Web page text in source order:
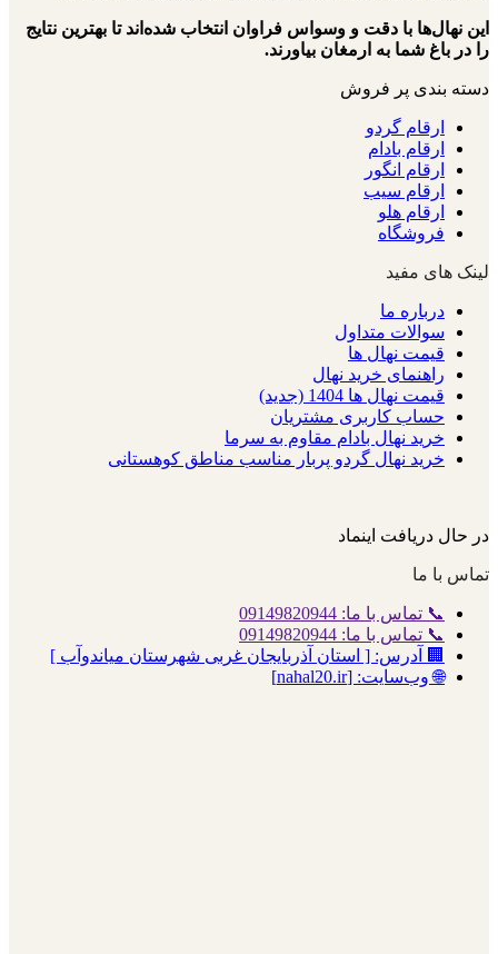
این نهال‌ها با دقت و وسواس فراوان انتخاب شده‌اند تا بهترین نتایج
را در باغ شما به ارمغان بیاورند.
دسته بندی پر فروش
ارقام گردو
ارقام بادام
ارقام انگور
ارقام سیب
ارقام هلو
فروشگاه
لینک های مفید
درباره ما
سوالات متداول
قیمت نهال ها
راهنمای خرید نهال
قیمت نهال ها 1404 (جدید)
حساب کاربری مشتریان
خرید نهال بادام مقاوم به سرما
خرید نهال گردو پربار مناسب مناطق کوهستانی
در حال دریافت اینماد
تماس با ما
📞 تماس با ما: 09149820944
📞 تماس با ما: 09149820944
🏢 آدرس: [ استان آذربایجان غربی شهرستان میاندوآب ]
🌐 وب‌سایت: [nahal20.ir]